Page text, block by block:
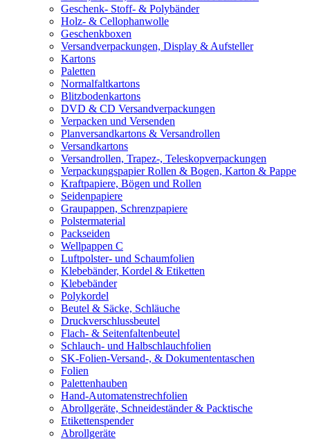
Geschenk- Stoff- & Polybänder
Holz- & Cellophanwolle
Geschenkboxen
Versandverpackungen, Display & Aufsteller
Kartons
Paletten
Normalfaltkartons
Blitzbodenkartons
DVD & CD Versandverpackungen
Verpacken und Versenden
Planversandkartons & Versandrollen
Versandkartons
Versandrollen, Trapez-, Teleskopverpackungen
Verpackungspapier Rollen & Bogen, Karton & Pappe
Kraftpapiere, Bögen und Rollen
Seidenpapiere
Graupappen, Schrenzpapiere
Polstermaterial
Packseiden
Wellpappen C
Luftpolster- und Schaumfolien
Klebebänder, Kordel & Etiketten
Klebebänder
Polykordel
Beutel & Säcke, Schläuche
Druckverschlussbeutel
Flach- & Seitenfaltenbeutel
Schlauch- und Halbschlauchfolien
SK-Folien-Versand-, & Dokumententaschen
Folien
Palettenhauben
Hand-Automatenstrechfolien
Abrollgeräte, Schneideständer & Packtische
Etikettenspender
Abrollgeräte